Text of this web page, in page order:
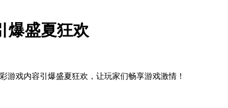
爆盛夏狂欢
戏内容引爆盛夏狂欢，让玩家们畅享游戏激情！